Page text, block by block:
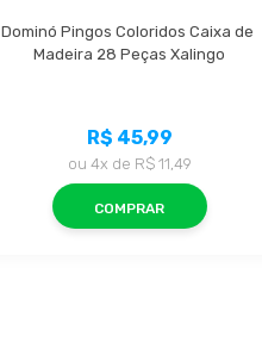
Dominó Pingos Coloridos Caixa de
Madeira 28 Peças Xalingo
R$ 45,99
ou 4x de R$ 11,49
COMPRAR